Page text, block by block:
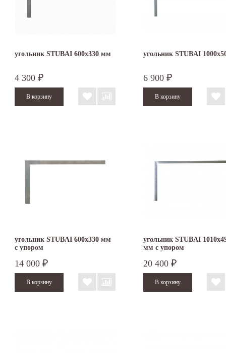
угольник STUBAI 600х330 мм
4 300 ₽
угольник STUBAI
6 900 ₽
угольник STUBAI 600х330 мм
с упором
14 000 ₽
угольник STUBAI
мм с упором
20 400 ₽